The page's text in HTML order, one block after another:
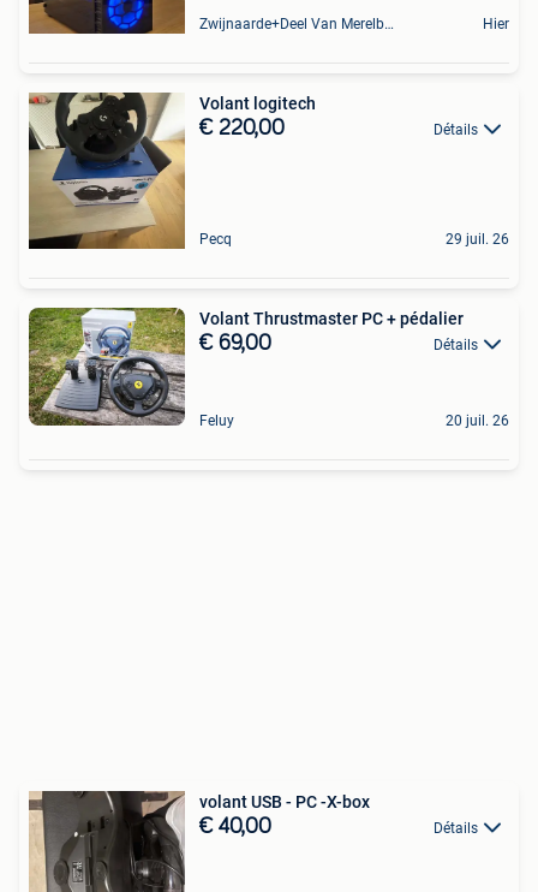
Zwijnaarde+Deel Van Merelbeke Hier
Volant logitech
€ 220,00 Détails
Pecq 29 juil. 26
Volant Thrustmaster PC + pédalier
€ 69,00 Détails
Feluy 20 juil. 26
volant USB - PC -X-box
€ 40,00 Détails